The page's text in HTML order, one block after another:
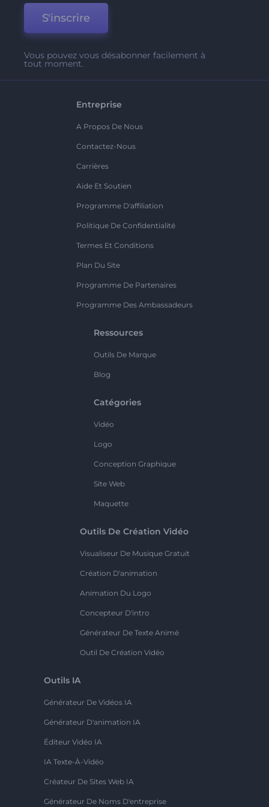
S'inscrire
Vous pouvez vous désabonner facilement à
tout moment.
Entreprise
A Propos De Nous
Contactez-Nous
Carrières
Aide Et Soutien
Programme D'affiliation
Politique De Confidentialité
Termes Et Conditions
Plan Du Site
Programme De Partenaires
Programme Des Ambassadeurs
Ressources
Outils De Marque
Blog
Catégories
Vidéo
Logo
Conception Graphique
Site Web
Maquette
Outils De Création Vidéo
Visualiseur De Musique Gratuit
Création D'animation
Animation Du Logo
Concepteur D'intro
Générateur De Texte Animé
Outil De Création Vidéo
Outils IA
Générateur De Vidéos IA
Générateur D'animation IA
Éditeur Vidéo IA
IA Texte-À-Vidéo
Créateur De Sites Web IA
Générateur De Noms D'entreprise